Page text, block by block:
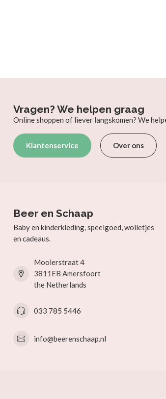
Vragen? We helpen graag
Online shoppen of liever langskomen? We
Klantenservice Over ons
Beer en Schaap
Baby en kinderkleding, speelgoed, wolletjes
en cadeaus.
Mooierstraat 4
3811EB Amersfoort
the Netherlands
033 785 5446
info@beerenschaap.nl